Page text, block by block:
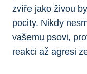
zvíře jako živou
pocity. Nikdy
vašemu psovi,
reakci až agresi